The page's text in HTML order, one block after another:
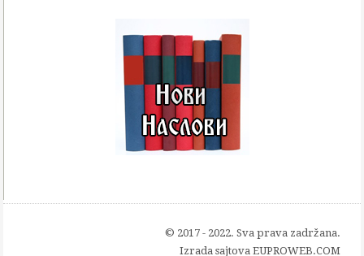
© 2017 - 2022. Sva prava zadržana.
Izrada sajtova EUPROWEB.COM